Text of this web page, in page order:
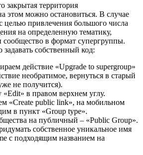
закрытая территория
этом можно остановиться. В случае
целью привлечения большого числа
на определенную тематику,
сообщество в формат супергруппы.
собственный код:
действие «Upgrade to supergroup»
необратимое, вернуться в старый
не получится).
в правом верхнем углу.
«Create public link», на мобильном
в пункт «Group type».
на публичный – «Public Group».
собственное уникальное имя
с подходящим названием на